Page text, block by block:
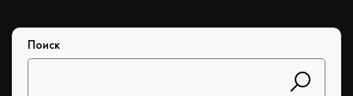
Поиск